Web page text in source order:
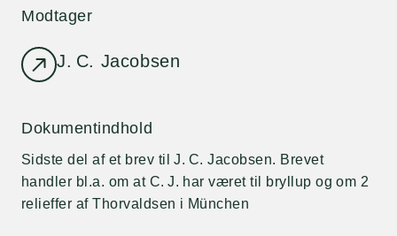
Modtager
J. C. Jacobsen
Dokumentindhold
Sidste del af et brev til J. C. Jacobsen. Brevet
handler bl.a. om at C. J. har været til bryllup og om 2
relieffer af Thorvaldsen i München